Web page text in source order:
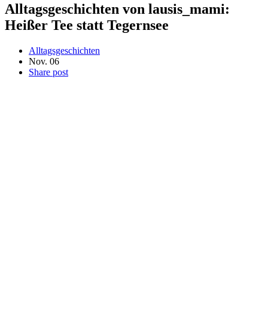
Alltagsgeschichten von lausis_mami:
Heißer Tee statt Tegernsee
Alltagsgeschichten
Nov. 06
Share post